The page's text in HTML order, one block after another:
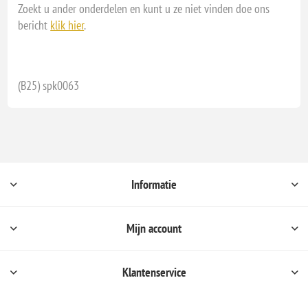
Zoekt u ander onderdelen en kunt u ze niet vinden doe ons
bericht klik hier.
(B25) spk0063
Informatie
Mijn account
Klantenservice